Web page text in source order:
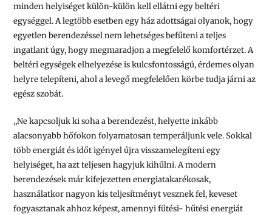
minden helyiséget külön-külön kell ellátni egy beltéri
egységgel. A legtöbb esetben egy ház adottságai olyanok, hogy
egyetlen berendezéssel nem lehetséges befűteni a teljes
ingatlant úgy, hogy megmaradjon a megfelelő komfortérzet. A
beltéri egységek elhelyezése is kulcsfontosságú, érdemes olyan
helyre telepíteni, ahol a levegő megfelelően körbe tudja járni az
egész szobát.
„Ne kapcsoljuk ki soha a berendezést, helyette inkább
alacsonyabb hőfokon folyamatosan temperáljunk vele. Sokkal
több energiát és időt igényel újra visszamelegíteni egy
helyiséget, ha azt teljesen hagyjuk kihűlni. A modern
berendezések már kifejezetten energiatakarékosak,
használatkor nagyon kis teljesítményt vesznek fel, keveset
fogyasztanak ahhoz képest, amennyi fűtési- hűtési energiát